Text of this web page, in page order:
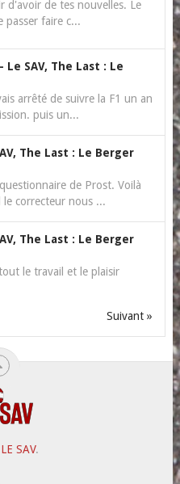
d'avoir de tes nouvelles. Le
passer faire c...
- Le SAV, The Last : Le
arrêté de suivre la F1 un an
puis un...
The Last : Le Berger
de Prost. Voilà
le correcteur nous ...
The Last : Le Berger
le travail et le plaisir
Suivant »
LE SAV.